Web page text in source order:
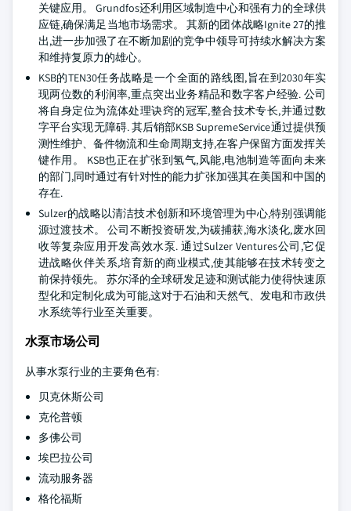
关键应用。 Grundfos还利用区域制造中心和强有力的全球供
应链,确保满足当地市场需求。 其新的团体战略Ignite 27的推
出,进一步加强了在不断加剧的竞争中领导可持续水解决方案
和维持复原力的雄心。
KSB的TEN30任务战略是一个全面的路线图,旨在到2030年实
现两位数的利润率,重点突出业务精品和数字客户经验. 公司
将自身定位为流体处理诀窍的冠军,整合技术专长,并通过数
字平台实现无障碍. 其后销部KSB SupremeService通过提供预
测性维护、备件物流和生命周期支持,在客户保留方面发挥关
键作用。 KSB也正在扩张到氢气,风能,电池制造等面向未来
的部门,同时通过有针对性的能力扩张加强其在美国和中国的
存在.
Sulzer的战略以清洁技术创新和环境管理为中心,特别强调能
源过渡技术。 公司不断投资研发,为碳捕获,海水淡化,废水回
收等复杂应用开发高效水泵. 通过Sulzer Ventures公司,它促
进战略伙伴关系,培育新的商业模式,使其能够在技术转变之
前保持领先。 苏尔泽的全球研发足迹和测试能力使得快速原
型化和定制化成为可能,这对于石油和天然气、发电和市政供
水系统等行业至关重要。
水泵市场公司
从事水泵行业的主要角色有:
贝克休斯公司
克伦普顿
多佛公司
埃巴拉公司
流动服务器
格伦福斯